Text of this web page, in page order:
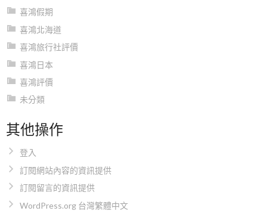
喜鴻假期
喜鴻北海道
喜鴻旅行社評價
喜鴻日本
喜鴻評價
未分類
其他操作
登入
訂閱網站內容的資訊提供
訂閱留言的資訊提供
WordPress.org 台灣繁體中文